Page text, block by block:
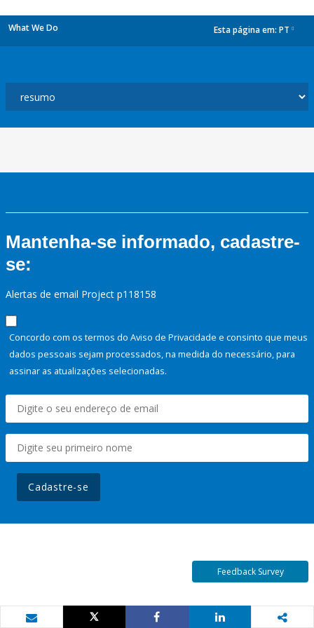
What We Do Esta página em: PT
Mantenha-se informado, cadastre-
se:
Alertas de email Project p118158
Concordo com os termos do Aviso de Privacidade e consinto que meus
dados pessoais sejam processados, na medida do necessário, para
assinar as atualizações selecionadas.
Cadastre-se
Feedback Survey